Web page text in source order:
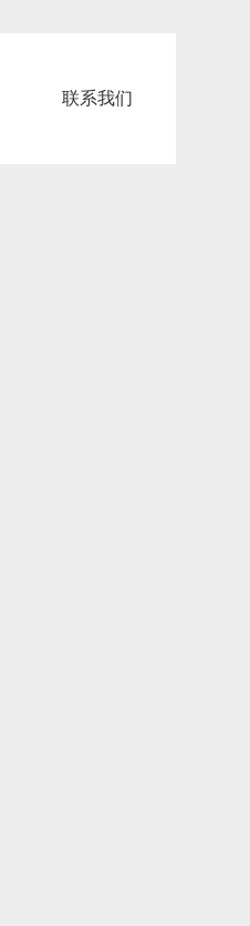
联系我们